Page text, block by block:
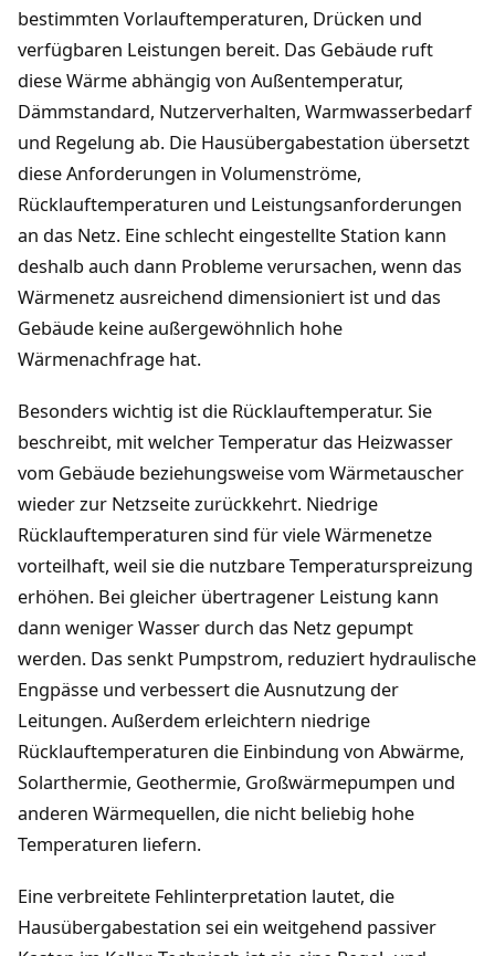
bestimmten Vorlauftemperaturen, Drücken und
verfügbaren Leistungen bereit. Das Gebäude ruft
diese Wärme abhängig von Außentemperatur,
Dämmstandard, Nutzerverhalten, Warmwasserbedarf
und Regelung ab. Die Hausübergabestation übersetzt
diese Anforderungen in Volumenströme,
Rücklauftemperaturen und Leistungsanforderungen
an das Netz. Eine schlecht eingestellte Station kann
deshalb auch dann Probleme verursachen, wenn das
Wärmenetz ausreichend dimensioniert ist und das
Gebäude keine außergewöhnlich hohe
Wärmenachfrage hat.
Besonders wichtig ist die Rücklauftemperatur. Sie
beschreibt, mit welcher Temperatur das Heizwasser
vom Gebäude beziehungsweise vom Wärmetauscher
wieder zur Netzseite zurückkehrt. Niedrige
Rücklauftemperaturen sind für viele Wärmenetze
vorteilhaft, weil sie die nutzbare Temperaturspreizung
erhöhen. Bei gleicher übertragener Leistung kann
dann weniger Wasser durch das Netz gepumpt
werden. Das senkt Pumpstrom, reduziert hydraulische
Engpässe und verbessert die Ausnutzung der
Leitungen. Außerdem erleichtern niedrige
Rücklauftemperaturen die Einbindung von Abwärme,
Solarthermie, Geothermie, Großwärmepumpen und
anderen Wärmequellen, die nicht beliebig hohe
Temperaturen liefern.
Eine verbreitete Fehlinterpretation lautet, die
Hausübergabestation sei ein weitgehend passiver